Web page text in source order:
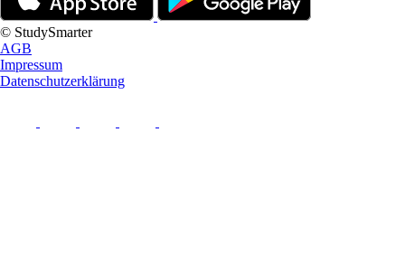
© StudySmarter
AGB
Impressum
Datenschutzerklärung